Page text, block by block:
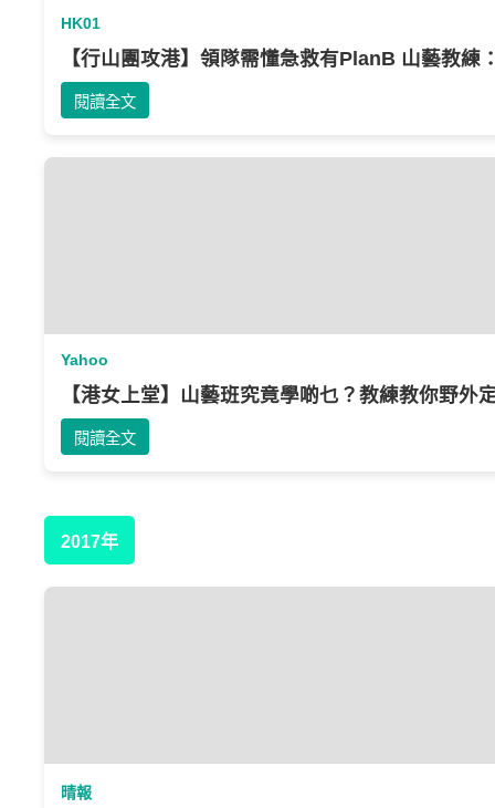
HK01
【行山團攻港】領隊需懂急救有PlanB‎ 山藝教練
閱讀全文
Yahoo
【港女上堂】山藝班究竟學啲乜？教練教你野外
閱讀全文
2017年
晴報